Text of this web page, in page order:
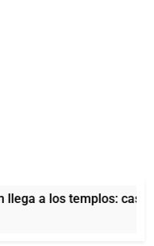
a los templos: casi